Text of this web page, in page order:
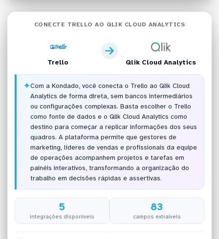
CONECTE TRELLO AO QLIK CLOUD ANALYTICS
Trello Qlik Cloud Analytics
✦Com a Kondado, você conecta o Trello ao Qlik Cloud
Analytics de forma direta, sem bancos intermediários
ou configurações complexas. Basta escolher o Trello
como fonte de dados e o Qlik Cloud Analytics como
destino para começar a replicar informações dos seus
quadros. A plataforma permite que gestores de
marketing, líderes de vendas e profissionais da equipe
de operações acompanhem projetos e tarefas em
painéis interativos, transformando a organização do
trabalho em decisões rápidas e assertivas.
5
integrações disponíveis
83
campos extraíveis